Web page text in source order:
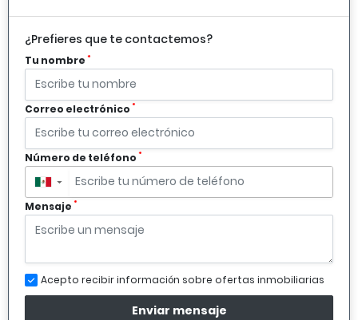
¿Prefieres que te contactemos?
Tu nombre *
Correo electrónico *
Número de teléfono *
▼
Mensaje *
Acepto recibir información sobre ofertas inmobiliarias
Enviar mensaje